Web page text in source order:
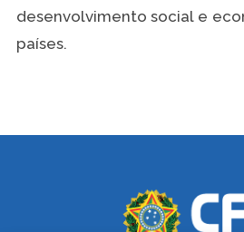
desenvolvimento social e
países.